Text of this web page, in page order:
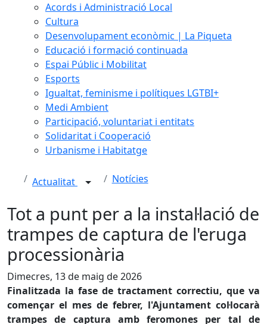
Acords i Administració Local
Cultura
Desenvolupament econòmic | La Piqueta
Educació i formació continuada
Espai Públic i Mobilitat
Esports
Igualtat, feminisme i polítiques LGTBI+
Medi Ambient
Participació, voluntariat i entitats
Solidaritat i Cooperació
Urbanisme i Habitatge
Actualitat Notícies
Tot a punt per a la instal·lació de
trampes de captura de l'eruga
processionària
Dimecres, 13 de maig de 2026
Finalitzada la fase de tractament correctiu, que va
començar el mes de febrer, l'Ajuntament col·locarà
trampes de captura amb feromones per tal de